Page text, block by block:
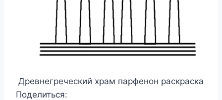
Древнегреческий храм парфенон раскраска
Поделиться: